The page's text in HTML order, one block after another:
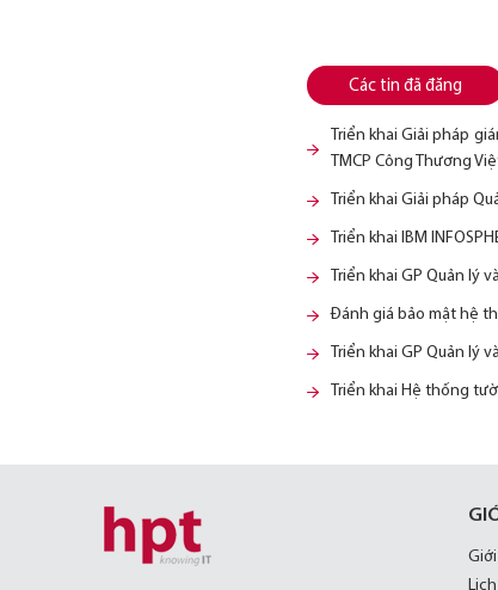
Các tin đã đăng
Triển khai Giải pháp
TMCP Công Thương
Triển khai Giải pháp
Triển khai IBM
Triển khai GP Quản lý
Đánh giá bảo mật hệ
Triển khai GP Quản lý
Triển khai Hệ thống